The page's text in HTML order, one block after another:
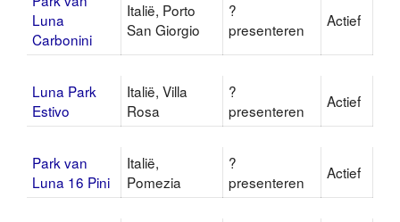
Luna
Carbonini
Italië, Porto
San Giorgio
?
presenteren
Actief
Luna Park
Estivo
Italië, Villa
Rosa
?
presenteren
Actief
Park van
Luna 16 Pini
Italië,
Pomezia
?
presenteren
Actief